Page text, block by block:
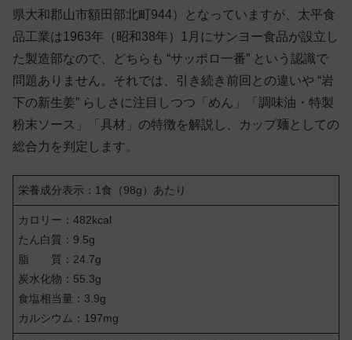
県大和郡山市額田部北町944）となっていますが、太平食
品工業は1963年（昭和38年）1月にサンヨー食品が設立し
た製造部なので、どちらも “サッポロ一番” という認識で
問題ありません。それでは、引き続き前回との違いや “岩
下の新生姜” らしさに注目しつつ「めん」「調味油・特製
粉末ソース」「具材」の特徴を解説し、カップ麺としての
総合力を判定します。
栄養成分表示：1食（98g）あたり
カロリー：482kcal
たん白質：9.5g
脂 質：24.7g
炭水化物：55.3g
食塩相当量：3.9g
カルシウム：197mg